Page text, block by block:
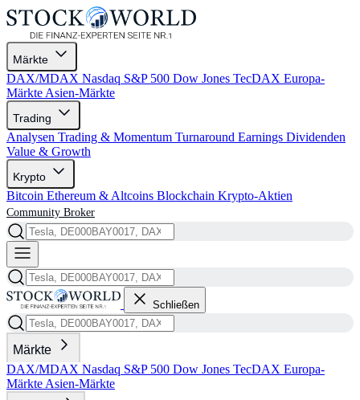
Märkte
DAX/MDAX Nasdaq S&P 500 Dow Jones TecDAX Europa-
Märkte Asien-Märkte
Trading
Analysen Trading & Momentum Turnaround Earnings Dividenden
Value & Growth
Krypto
Bitcoin Ethereum & Altcoins Blockchain Krypto-Aktien
Community Broker
Schließen
Märkte
DAX/MDAX Nasdaq S&P 500 Dow Jones TecDAX Europa-
Märkte Asien-Märkte